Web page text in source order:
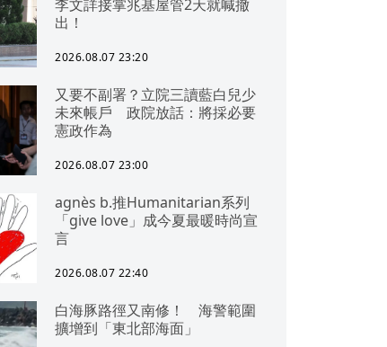
李文詳接掌兆基屋管2天就喊撤
出！
2026.08.07 23:20
又要不副署？立院三讀藍白兒少
未來帳戶 政院放話：將採必要
憲政作為
2026.08.07 23:00
agnès b.推Humanitarian系列
「give love」成今夏最暖時尚宣
言
2026.08.07 22:40
白海豚路徑又南修！ 海警範圍
擴增到「東北部海面」